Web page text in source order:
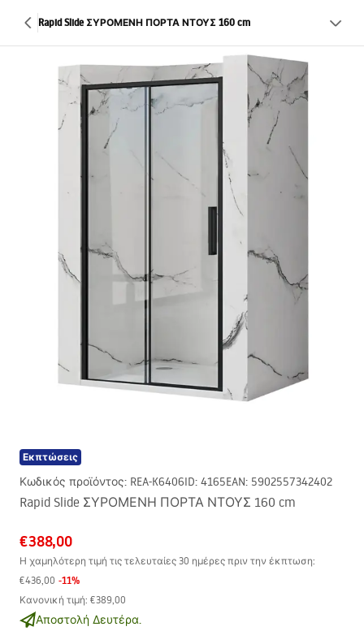
Rapid Slide ΣΥΡΟΜΕΝΗ ΠΟΡΤΑ ΝΤΟΥΣ 160 cm
Εκπτώσεις
Κωδικός προϊόντος: REA-K6406ID: 4165EAN: 5902557342402
Rapid Slide ΣΥΡΟΜΕΝΗ ΠΟΡΤΑ ΝΤΟΥΣ 160 cm
€388,00
Η χαμηλότερη τιμή τις τελευταίες 30 ημέρες πριν την έκπτωση:
€436,00 -11%
Κανονική τιμή: €389,00
Αποστολή Δευτέρα.